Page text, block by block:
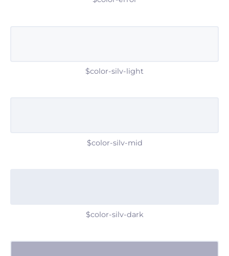
$color-silv-light
$color-silv-mid
$color-silv-dark